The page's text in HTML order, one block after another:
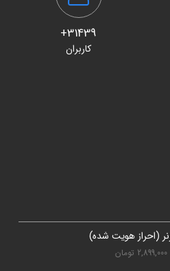
31439+
کاربران
(احراز هویت شده)
2,899,000 تومان